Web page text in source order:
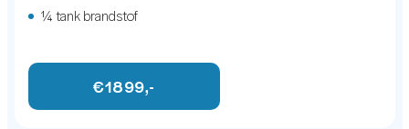
¼ tank brandstof
€1899,-